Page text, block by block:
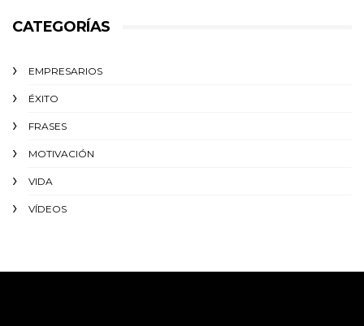
CATEGORÍAS
EMPRESARIOS
ÉXITO‬
FRASES
MOTIVACIÓN
VIDA
VÍDEOS